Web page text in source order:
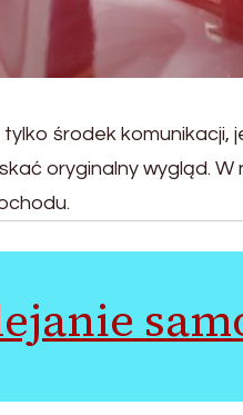
środek komunikacji,
oryginalny wygląd.